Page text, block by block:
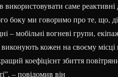
використовувати саме
боку ми говоримо про те, що,
– мобільні вогневі групи,
виконують кожен на своєму
коефіцієнт збиття
– повідомив він